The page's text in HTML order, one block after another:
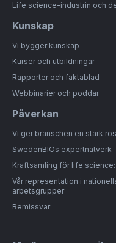
Life science-industrin och
Kunskap
Vi bygger kunskap
Kurser och utbildningar
Rapporter och faktablad
Webbinarier och poddar
Påverkan
Vi ger branschen en stark
SwedenBIOs expertnätverk
Kraftsamling för life
Vår representation i
arbetsgrupper
Remissvar